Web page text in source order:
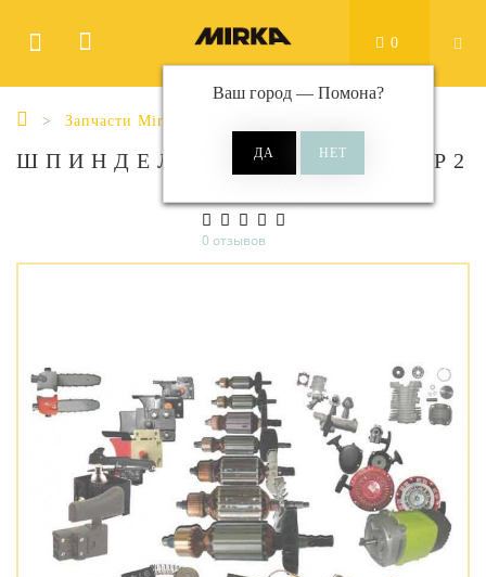
Ваш город — Помона?
0
Запчасти Mirka
ШПИНДЕЛЬ ДЛЯ ROS2/ROP2
0 отзывов